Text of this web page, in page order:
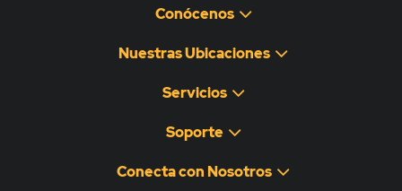
Conócenos
Nuestras Ubicaciones
Servicios
Soporte
Conecta con Nosotros